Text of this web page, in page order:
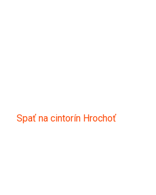
Spať na cintorín Hrochoť